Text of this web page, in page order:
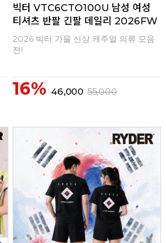
빅터 VTC6CTO100U 남성 여성
티셔츠 반팔 긴팔 데일리 2026FW
2026 빅터 가을 신상 캐주얼 의류 모음
전!
16% 46,000 55,000